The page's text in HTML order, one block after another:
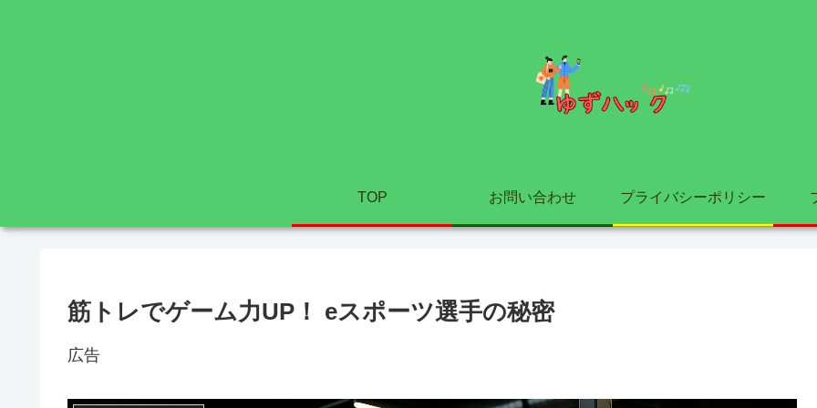
TOP お問い合わせ プライバシーポリシー
筋トレでゲーム力UP！ eスポーツ選手の秘密
広告